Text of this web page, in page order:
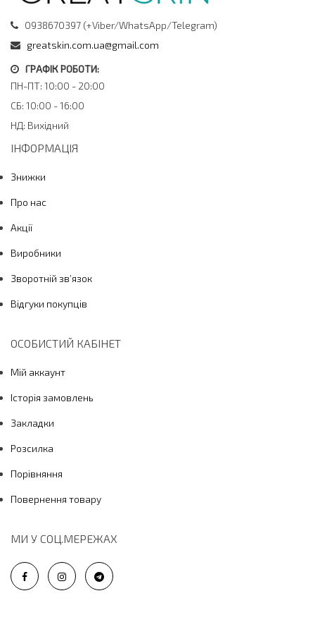
0938670397 (+Viber/WhatsApp/Telegram)
greatskin.com.ua@gmail.com
ГРАФІК РОБОТИ:
ПН-ПТ: 10:00 - 20:00
СБ: 10:00 - 16:00
НД: Вихідний
ІНФОРМАЦІЯ
Знижки
Про нас
Акції
Виробники
Зворотній зв’язок
Відгуки покупців
ОСОБИСТИЙ КАБІНЕТ
Мій аккаунт
Історія замовлень
Закладки
Розсилка
Порівняння
Повернення товару
МИ У СОЦ.МЕРЕЖАХ